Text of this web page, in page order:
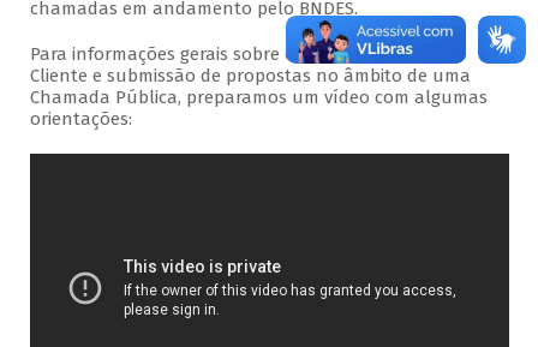
chamadas em andamento pelo BNDES.
Para informações gerais sobre o acesso ao Portal do
Cliente e submissão de propostas no âmbito de uma
Chamada Pública, preparamos um vídeo com algumas
orientações: